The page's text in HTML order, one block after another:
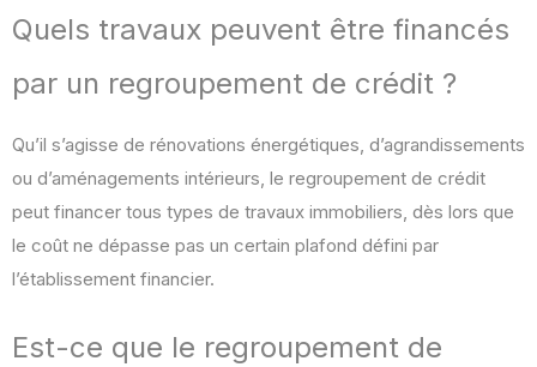
Quels travaux peuvent être financés
par un regroupement de crédit ?
Qu’il s’agisse de rénovations énergétiques, d’agrandissements
ou d’aménagements intérieurs, le regroupement de crédit
peut financer tous types de travaux immobiliers, dès lors que
le coût ne dépasse pas un certain plafond défini par
l’établissement financier.
Est-ce que le regroupement de